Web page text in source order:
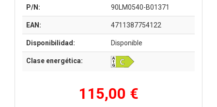
P/N: 90LM0540-B01371
EAN: 4711387754122
Disponibilidad: Disponible
Clase energética:
115,00 €